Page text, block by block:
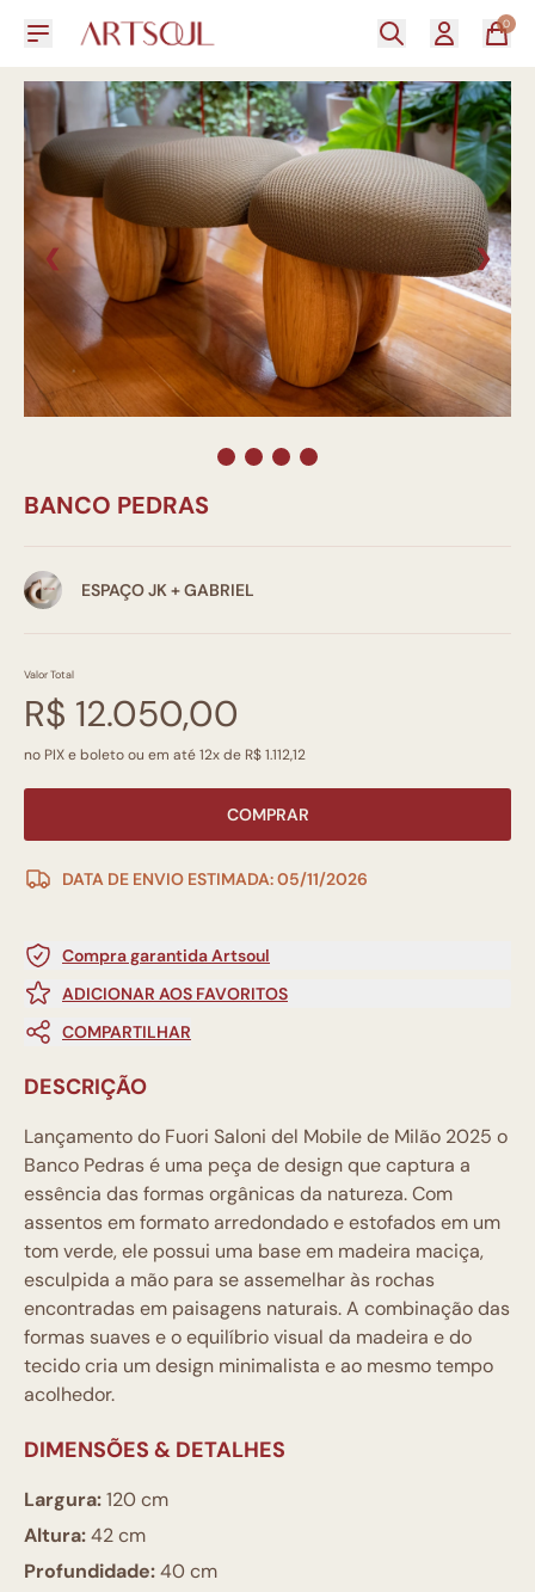
0
❮ ❯
BANCO PEDRAS
ESPAÇO JK + GABRIEL
Valor Total
R$ 12.050,00
no PIX e boleto ou em até 12x de R$ 1.112,12
COMPRAR
DATA DE ENVIO ESTIMADA: 05/11/2026
Compra garantida Artsoul
ADICIONAR AOS FAVORITOS
COMPARTILHAR
DESCRIÇÃO
Lançamento do Fuori Saloni del Mobile de Milão 2025 o
Banco Pedras é uma peça de design que captura a
essência das formas orgânicas da natureza. Com
assentos em formato arredondado e estofados em um
tom verde, ele possui uma base em madeira maciça,
esculpida a mão para se assemelhar às rochas
encontradas em paisagens naturais. A combinação das
formas suaves e o equilíbrio visual da madeira e do
tecido cria um design minimalista e ao mesmo tempo
acolhedor.
DIMENSÕES & DETALHES
Largura:120 cm
Altura:42 cm
Profundidade:40 cm